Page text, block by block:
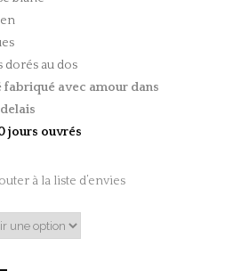
dorés au dos
fabriqué avec amour dans
jours ouvrés
à la liste d’envies